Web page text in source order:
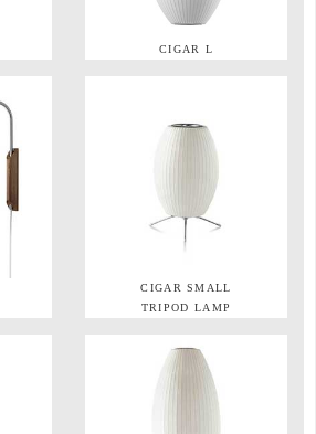
CIGAR L
CIGAR SMALL
TRIPOD LAMP